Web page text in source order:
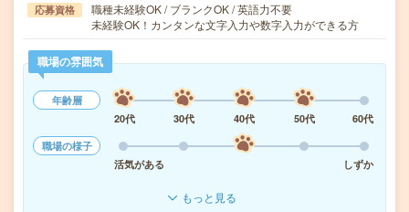
応募資格
職種未経験OK / ブランクOK / 英語力不要
未経験OK！カンタンな文字入力や数字入力ができる方
職場の雰囲気
年齢層
20代
30代 40代 50代
60代
職場の様子
活気がある
しずか
もっと見る